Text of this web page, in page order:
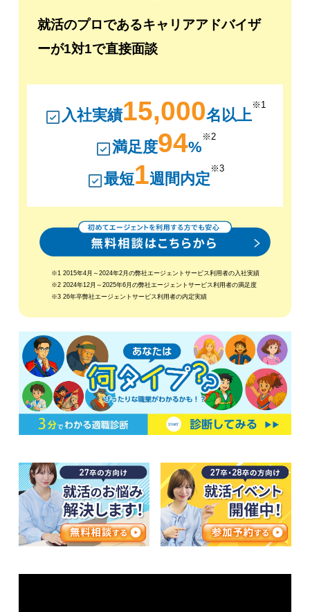
就活のプロであるキャリアアドバイザ
ーが1対1で直接面談
入社実績15,000名以上
※1
満足度94%
※2
最短1週間内定
※3
※1 2015年4月～2024年2月の弊社エージェントサービス利用者の入社実績
※2 2024年12月～2025年6月の弊社エージェントサービス利用者の満足度
※3 26年卒弊社エージェントサービス利用者の内定実績